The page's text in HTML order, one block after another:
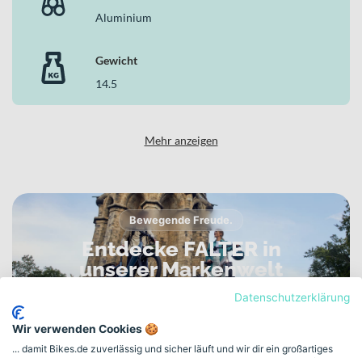
Aluminium
Gewicht
14.5
Mehr anzeigen
Bewegende Freude.
Entdecke FALTER in
unserer Markenwelt
VERLÄSSLICH. DURCHDACHT. GEMACHT FÜR DEN
Zur FALTER Markenwelt
Datenschutzerklärung
Wir verwenden Cookies 🍪
... damit Bikes.de zuverlässig und sicher läuft und wir dir ein großartiges